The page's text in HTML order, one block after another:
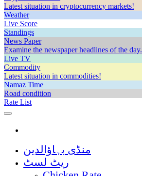
Latest situation in cryptocurrency markets!
Weather
Live Score
Standings
News Paper
Examine the newspaper headlines of the day.
Live TV
Commodity
Latest situation in commodities!
Namaz Time
Road condition
Rate List
منڈی بہاؤالدین
ریٹ لسٹ